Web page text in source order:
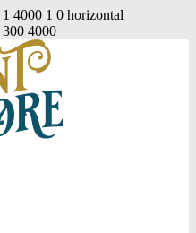
1 4000 1 0 horizontal
300 4000